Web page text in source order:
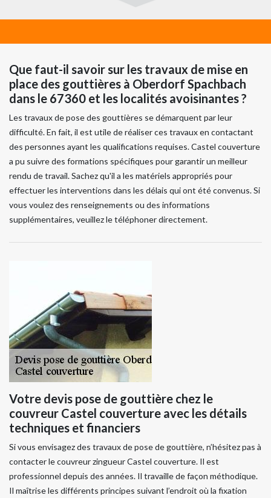
Que faut-il savoir sur les travaux de mise en
place des gouttières à Oberdorf Spachbach
dans le 67360 et les localités avoisinantes ?
Les travaux de pose des gouttières se démarquent par leur
difficulté. En fait, il est utile de réaliser ces travaux en contactant
des personnes ayant les qualifications requises. Castel couverture
a pu suivre des formations spécifiques pour garantir un meilleur
rendu de travail. Sachez qu'il a les matériels appropriés pour
effectuer les interventions dans les délais qui ont été convenus. Si
vous voulez des renseignements ou des informations
supplémentaires, veuillez le téléphoner directement.
Votre devis pose de gouttière chez le
couvreur Castel couverture avec les détails
techniques et financiers
Si vous envisagez des travaux de pose de gouttière, n’hésitez pas à
contacter le couvreur zingueur Castel couverture. Il est
professionnel depuis des années. Il travaille de façon méthodique.
Il maîtrise les différents principes suivant l’endroit où la fixation